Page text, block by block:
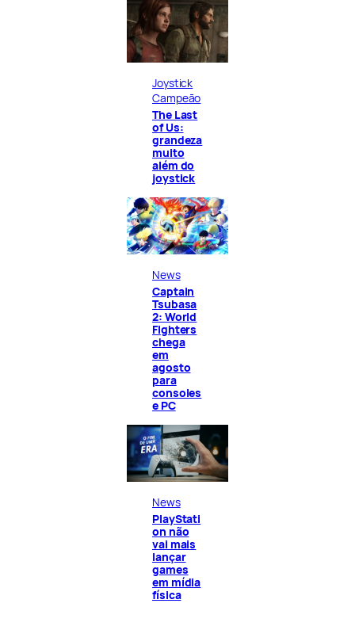
Joystick
Campeão
The Last
of Us:
grandeza
muito
além do
joystick
News
Captain
Tsubasa
2: World
Fighters
chega
em
agosto
para
consoles
e PC
News
PlayStati
on não
vai mais
lançar
games
em mídia
física